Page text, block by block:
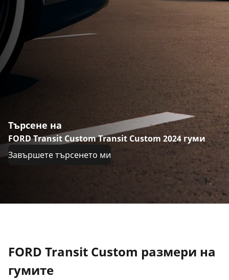
Търсене на
FORD Transit Custom Transit Custom 2024 гуми
Завършете търсенето ми
FORD Transit Custom размери на
гумите